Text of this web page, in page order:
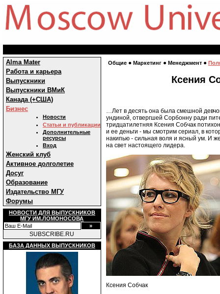
Alma Mater
Работа и карьера
Выпускники
Выпускники ВМиК
Канада (+США)
Бизнес
Новости
Статьи и публикации
Дополнительные
ресурсы
Вход
Женский клуб
Активное долголетие
Досуг
Образование
Издательство МГУ
Форумы
НОВОСТИ ДЛЯ ВЫПУСКНИКОВ
МГУ ИМ.ЛОМОНОСОВА
SUBSCRIBE.RU
БАЗА ДАННЫХ ВЫПУСКНИКОВ
Общие ● Маркетинг ● Менеджмент ●
Ксения
…Лет в десять она была смешной
ундиной, отвергшей Сорбонну ради
тридцатилетняя Ксения Собчак
и ее деньги - мы смотрим сериал, в
накипью - сильная воля и ясный ум. И
на свет настоящего лидера.
Ксения Собчак